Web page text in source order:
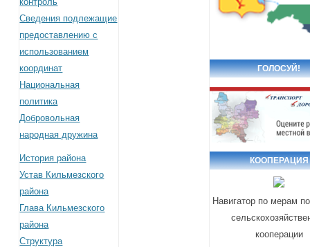
Сведения подлежащие
предоставлению с
использованием
координат
Национальная
политика
Добровольная
народная дружина
История района
Устав Кильмезского
района
Глава Кильмезского
района
Структура
ГОЛОСУЙ!
КООПЕРАЦИЯ
Навигатор по мерам
кооперации